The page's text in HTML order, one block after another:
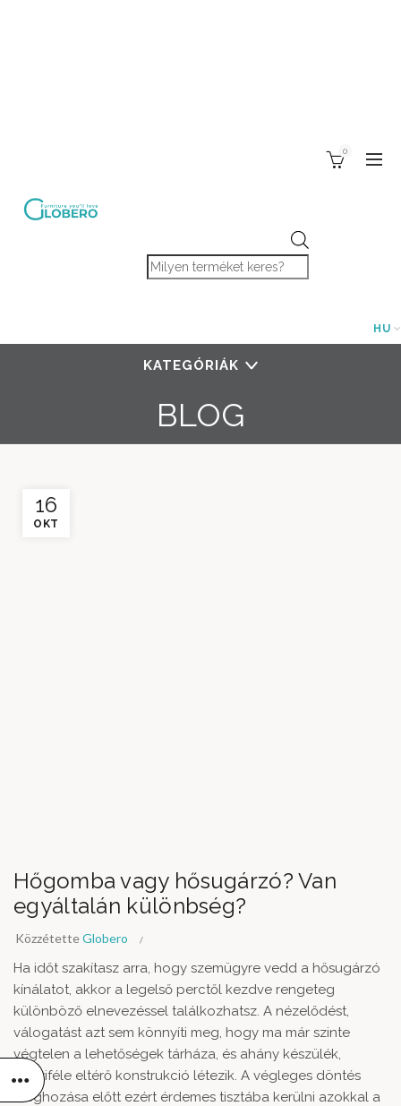
Products search
0
HU
KATEGÓRIÁK
BLOG
16
OKT
Hőgomba vagy hősugárzó? Van
egyáltalán különbség?
KözzétetteGlobero
Ha időt szakítasz arra, hogy szemügyre vedd a hősugárzó
kínálatot, akkor a legelső perctől kezdve rengeteg
különböző elnevezéssel találkozhatsz. A nézelődést,
válogatást azt sem könnyíti meg, hogy ma már szinte
végtelen a lehetőségek tárháza, és ahány készülék,
annyiféle eltérő konstrukció létezik. A végleges döntés
meghozása előtt ezért érdemes tisztába kerülni azokkal a